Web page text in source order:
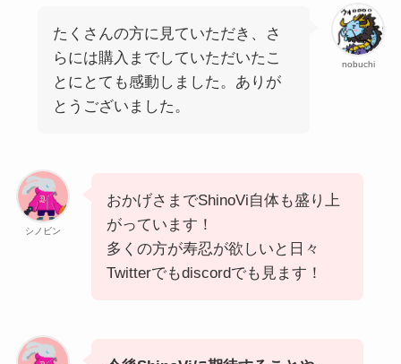
nobuchi
たくさんの方に見ていただき、さ
らには購入までしていただいたこ
とにとても感動しました。ありが
とうございました。
シノビン
おかげさまでShinoVi自体も盛り上
がっています！
多くの方が寿忍が欲しいと日々
Twitterでもdiscordでも見ます！